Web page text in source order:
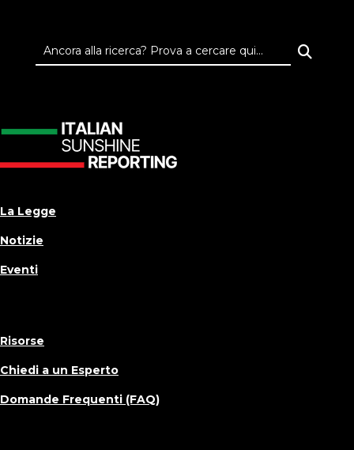
La Legge
Notizie
Eventi
Risorse
Chiedi a un Esperto
Domande Frequenti (FAQ)